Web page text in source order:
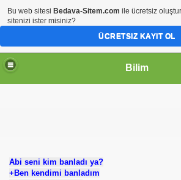
Bilim
Abi seni kim banladı ya?
+Ben kendimi banladım
Bu web sitesi Bedava-Sitem.com ile ücretsiz
sitenizi ister misiniz?
ÜCRETSIZ KAYIT OL